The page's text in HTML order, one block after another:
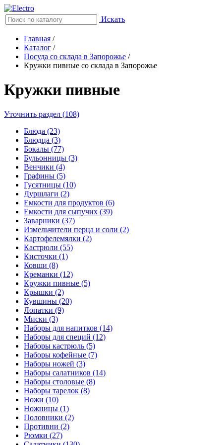
Искать
Главная /
Каталог /
Посуда со склада в Запорожье /
Кружки пивные со склада в Запорожье
Кружки пивные
Уточнить раздел (108)
Блюда (23)
Блюдца (3)
Бокалы (77)
Бульонницы (3)
Венчики (4)
Графины (5)
Гусятницы (10)
Дуршлаги (2)
Емкости для продуктов (6)
Емкости для сыпучих (39)
Заварники (37)
Измельчители перца и соли (2)
Картофелемялки (2)
Кастрюли (55)
Кисточки (1)
Ковши (8)
Креманки (12)
Кружки пивные (5)
Крышки (2)
Кувшины (20)
Лопатки (9)
Миски (3)
Наборы для напитков (14)
Наборы для специй (12)
Наборы кастрюль (5)
Наборы кофейные (7)
Наборы ножей (3)
Наборы салатников (14)
Наборы столовые (8)
Наборы тарелок (8)
Ножи (10)
Ножницы (1)
Половники (2)
Противни (2)
Рюмки (27)